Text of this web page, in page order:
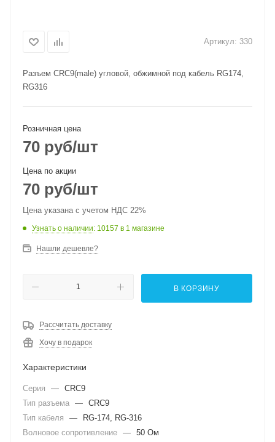
Артикул: 330
Разъем CRC9(male) угловой, обжимной под кабель RG174,
RG316
Розничная цена
70 руб/шт
Цена по акции
70 руб/шт
Цена указана с учетом НДС 22%
Узнать о наличии: 10157 в 1 магазине
Нашли дешевле?
В КОРЗИНУ
Рассчитать доставку
Хочу в подарок
Характеристики
Серия — CRC9
Тип разъема — CRC9
Тип кабеля
—
RG-174, RG-316
Волновое сопротивление — 50 Ом